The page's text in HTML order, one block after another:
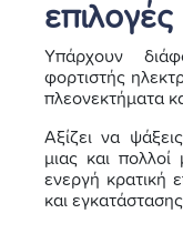
επιλογές
Υπάρχουν
φορτιστής
πλεονεκτήματα
Αξίζει να
μιας και
ενεργή κρατική
και